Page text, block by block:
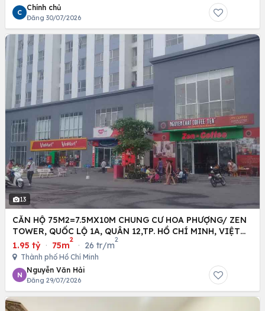
C
Chính chủ
Đăng 30/07/2026
13
CĂN HỘ 75M2=7.5MX10M CHUNG CƯ HOA PHƯỢNG/ ZEN
TOWER, QUỐC LỘ 1A, QUÂN 12,TP. HỒ CHÍ MINH, VIỆT
NAM
1.95 tỷ · 75m
2
· 26 tr/m
2
Thành phố Hồ Chí Minh
N
Nguyễn Văn Hải
Đăng 29/07/2026